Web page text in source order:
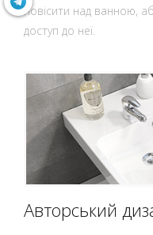
повісити над ванною,
доступ до неї.
Авторський